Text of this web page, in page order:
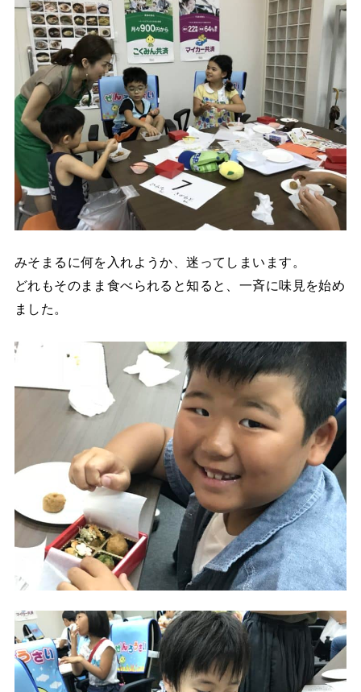
みそまるに何を入れようか、迷ってしまいます。
どれもそのまま食べられると知ると、一斉に味見を始め
ました。